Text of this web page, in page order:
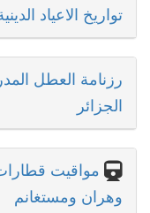
تواريخ الاعياد الدينية
رزنامة العطل
الجزائر
مواقيت
وهران ومستغانم